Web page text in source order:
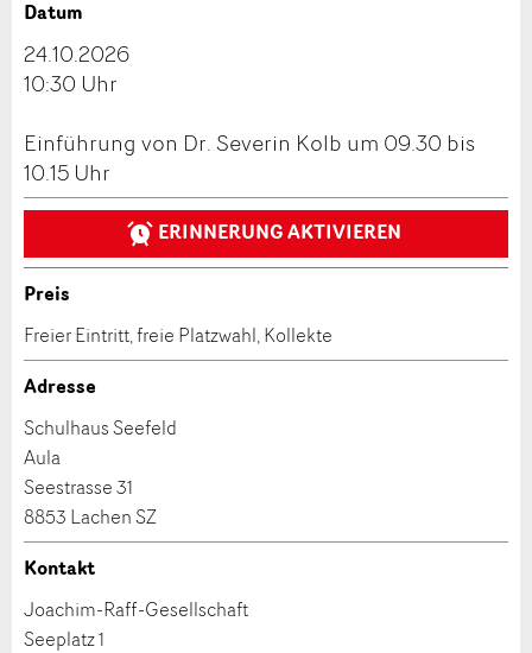
Anzeige beanstanden
Ihr Feedback wird sehr geschätzt!
Allgemeines Feedback
Anzeige nicht mehr gültig
Anzeige unvollständig
Nachricht
Anzeige weiterempfehlen
Empfehlen Sie diese Anzeige an Freunde weiter.
* Eingabe erforderlich
ANZEIGE WEITEREMPFEHLEN
Schliessen
Reservation
Veranstaltungsdatum *:
Anzahl der Teilnehmer *:
Vorname / Nachname *:
Firma / Organisation:
Adresszusatz:
Strasse und Nr. *:
PLZ / Ort *:
Datum
24.10.2026
10:30 Uhr
Einführung von Dr. Severin Kolb um 09.30 bis
10.15 Uhr
ERINNERUNG AKTIVIEREN
Preis
Freier Eintritt, freie Platzwahl, Kollekte
Adresse
Schulhaus Seefeld
Aula
Seestrasse 31
8853 Lachen SZ
Kontakt
Joachim-Raff-Gesellschaft
Seeplatz 1